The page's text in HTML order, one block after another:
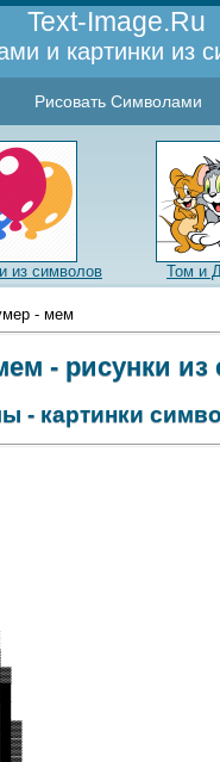
Text-Image.Ru
и картинки из
Рисовать Символами
из символов Том и
- мем
- рисунки из
- картинки